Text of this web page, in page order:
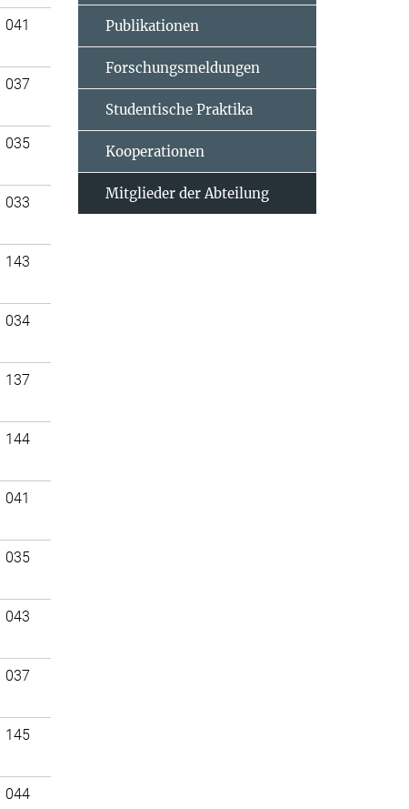
041
037
035
033
143
034
137
144
041
035
043
037
145
044
Publikationen
Forschungsmeldungen
Studentische Praktika
Kooperationen
Mitglieder der Abteilung